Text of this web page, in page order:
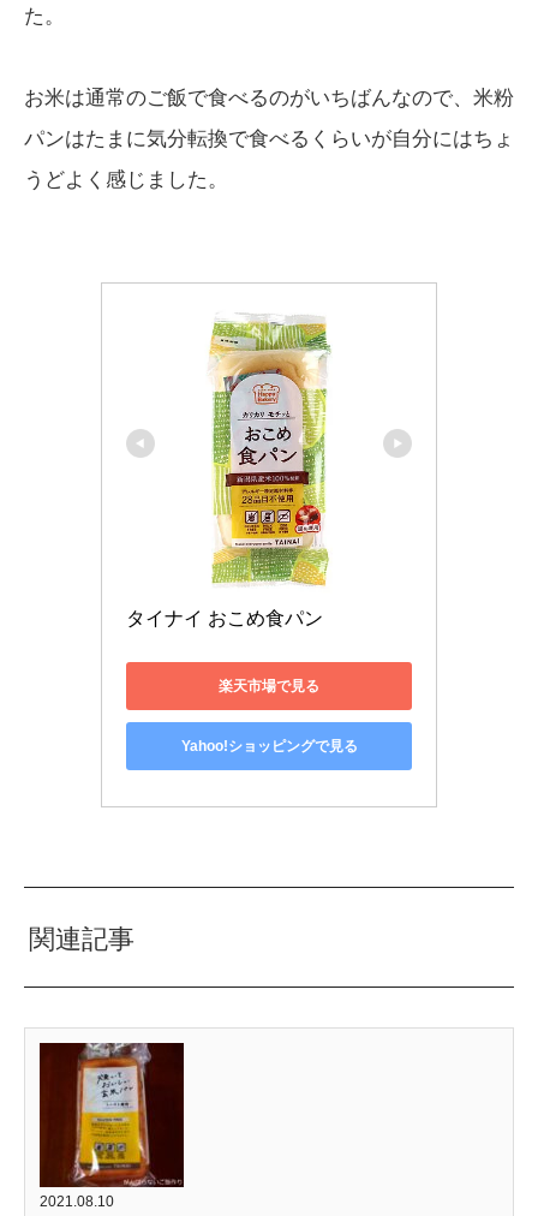
た。
お米は通常のご飯で食べるのがいちばんなので、米粉
パンはたまに気分転換で食べるくらいが自分にはちょ
うどよく感じました。
タイナイ おこめ食パン
楽天市場で見る
Yahoo!ショッピングで見る
関連記事
2021.08.10